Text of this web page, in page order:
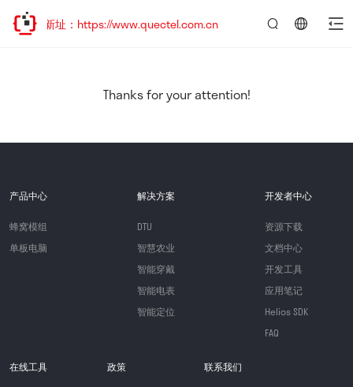
迎访问新址：https://www.quectel.com.cn
Thanks for your attention!
产品中心
蜂窝模组
单板电脑
解决方案
DTU
智慧农业
智能穿戴
智能电表
智能定位
开发者中心
资源下载
文档中心
开发工具
应用笔记
Helios SDK
FAQ
在线工具 政策 联系我们